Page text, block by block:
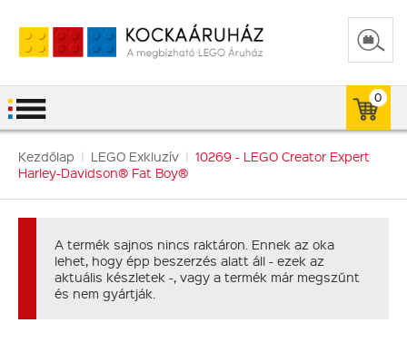
0
Kezdőlap | LEGO Exkluzív | 10269 - LEGO Creator Expert
Harley-Davidson® Fat Boy®
A termék sajnos nincs raktáron. Ennek az oka
lehet, hogy épp beszerzés alatt áll - ezek az
aktuális készletek -, vagy a termék már megszűnt
és nem gyártják.